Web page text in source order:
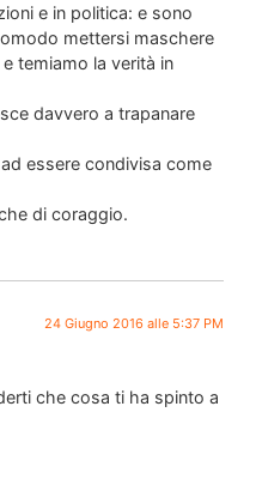
e in politica: e sono
mettersi maschere
temiamo la verità in
davvero a trapanare
essere condivisa come
di coraggio.
24 Giugno 2016 alle 5:37 PM
che cosa ti ha spinto a